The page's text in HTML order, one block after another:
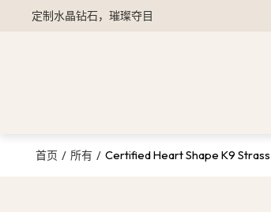
定制水晶钻石，璀璨夺目
首页 / 所有 / Certified Heart Shape K9 Strass